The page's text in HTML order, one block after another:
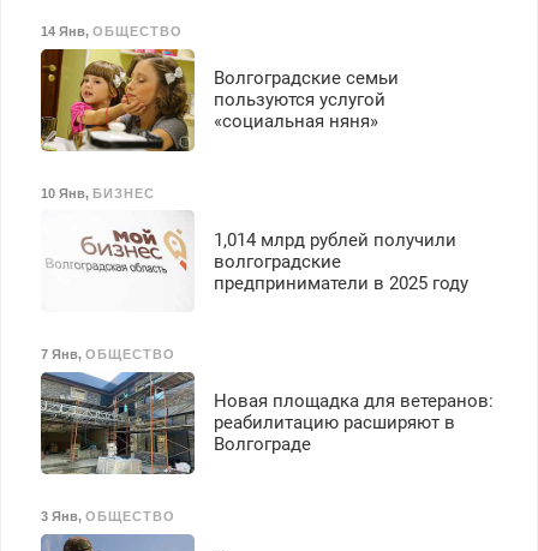
14 Янв, ОБЩЕСТВО
Волгоградские семьи
пользуются услугой
«социальная няня»
10 Янв, БИЗНЕС
1,014 млрд рублей получили
волгоградские
предприниматели в 2025 году
7 Янв, ОБЩЕСТВО
Новая площадка для ветеранов:
реабилитацию расширяют в
Волгограде
3 Янв, ОБЩЕСТВО